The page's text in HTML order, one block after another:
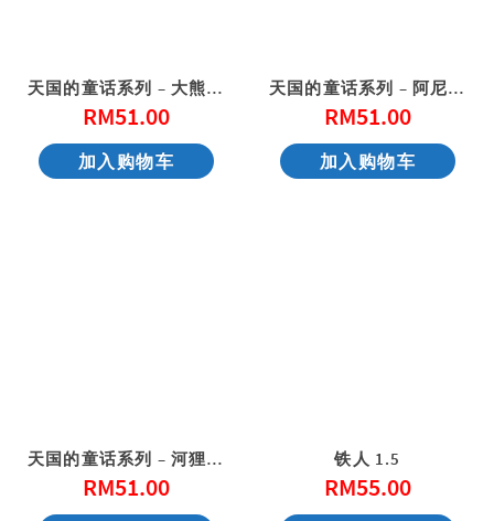
天国的童话系列 – 大熊爵士的蜂蜜屋
RM51.00
加入购物车
天国的童话系列 – 阿尼和他的邻居
RM51.00
加入购物车
天国的童话系列 – 河狸太太伸冤
RM51.00
铁人 1.5
RM55.00